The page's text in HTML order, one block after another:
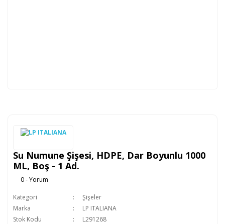
Su Numune Şişesi, HDPE, Dar Boyunlu 1000
ML, Boş - 1 Ad.
0 - Yorum
Kategori
Şişeler
Marka
LP ITALIANA
Stok Kodu
L291268